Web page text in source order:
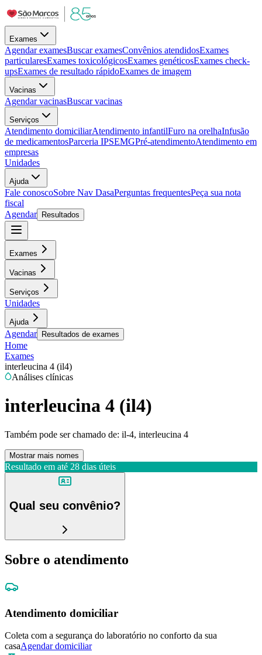
Exames
Agendar examesBuscar examesConvênios atendidosExames
particularesExames toxicológicosExames genéticosExames check-
upsExames de resultado rápidoExames de imagem
Vacinas
Agendar vacinasBuscar vacinas
Serviços
Atendimento domiciliarAtendimento infantilFuro na orelhaInfusão
de medicamentosParceria IPSEMGPré-atendimentoAtendimento em
empresas
Unidades
Ajuda
Fale conoscoSobre Nav DasaPerguntas frequentesPeça sua nota
fiscal
Agendar
Resultados
Exames
Vacinas
Serviços
Unidades
Ajuda
Agendar Resultados de exames
Home
Exames
interleucina 4 (il4)
Análises clínicas
interleucina 4 (il4)
Também pode ser chamado de: il-4, interleucina 4
Mostrar mais nomes
Resultado em até 28 dias úteis
Qual seu convênio?
Sobre o atendimento
Atendimento domiciliar
Coleta com a segurança do laboratório no conforto da sua
casaAgendar domiciliar